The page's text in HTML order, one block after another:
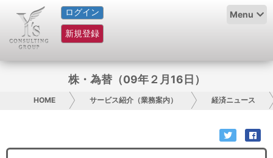
ログイン
新規登録
Menu
HOME
サービス紹介
グループ概要
株・為替（09年２月16日）
HOME サービス紹介（業務案内） 経済ニュース